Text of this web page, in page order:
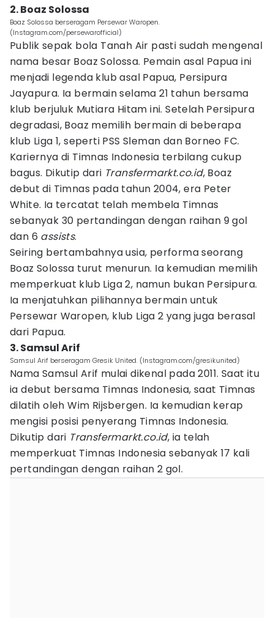
2. Boaz Solossa
Boaz Solossa berseragam Persewar Waropen.
(Instagram.com/persewarofficial)
Publik sepak bola Tanah Air pasti sudah mengenal
nama besar Boaz Solossa. Pemain asal Papua ini
menjadi legenda klub asal Papua, Persipura
Jayapura. Ia bermain selama 21 tahun bersama
klub berjuluk Mutiara Hitam ini. Setelah Persipura
degradasi, Boaz memilih bermain di beberapa
klub Liga 1, seperti PSS Sleman dan Borneo FC.
Kariernya di Timnas Indonesia terbilang cukup
bagus. Dikutip dari Transfermarkt.co.id, Boaz
debut di Timnas pada tahun 2004, era Peter
White. Ia tercatat telah membela Timnas
sebanyak 30 pertandingan dengan raihan 9 gol
dan 6 assists.
Seiring bertambahnya usia, performa seorang
Boaz Solossa turut menurun. Ia kemudian memilih
memperkuat klub Liga 2, namun bukan Persipura.
Ia menjatuhkan pilihannya bermain untuk
Persewar Waropen, klub Liga 2 yang juga berasal
dari Papua.
3. Samsul Arif
Samsul Arif berseragam Gresik United. (Instagram.com/gresikunited)
Nama Samsul Arif mulai dikenal pada 2011. Saat itu
ia debut bersama Timnas Indonesia, saat Timnas
dilatih oleh Wim Rijsbergen. Ia kemudian kerap
mengisi posisi penyerang Timnas Indonesia.
Dikutip dari Transfermarkt.co.id, ia telah
memperkuat Timnas Indonesia sebanyak 17 kali
pertandingan dengan raihan 2 gol.